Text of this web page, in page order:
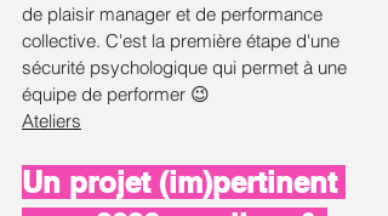
de plaisir manager et de performance
collective. C'est la première étape d'une
sécurité psychologique qui permet à une
équipe de performer 😉
Ateliers
Un projet (im)pertinent